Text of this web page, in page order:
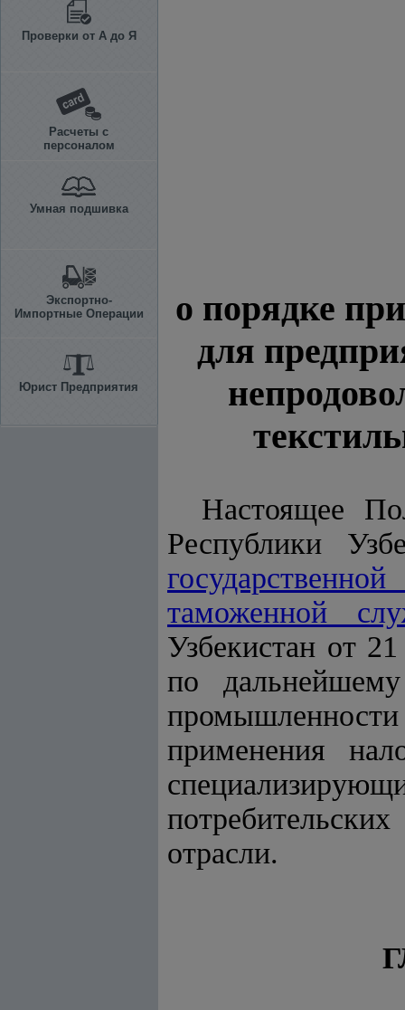
Проверки от А до Я
Расчеты с
персоналом
Умная подшивка
Экспортно-
Импортные Операции
Юрист Предприятия
о порядке
для
Настоящее
Республики
таможенной
Узбекистан от
по
применения
отрасли.